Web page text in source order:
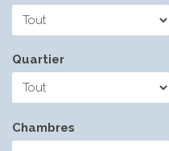
Quartier
Chambres